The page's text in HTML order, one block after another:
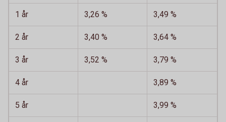
1 år 3,26 % 3,49 %
2 år 3,40 % 3,64 %
3 år 3,52 % 3,79 %
4 år 3,89 %
5 år 3,99 %